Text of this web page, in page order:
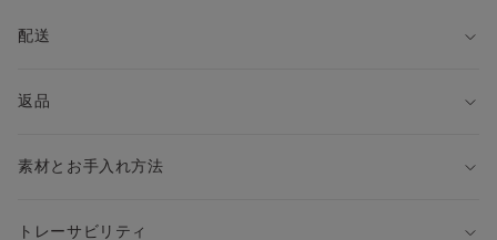
配送
返品
素材とお手入れ方法
トレーサビリティ